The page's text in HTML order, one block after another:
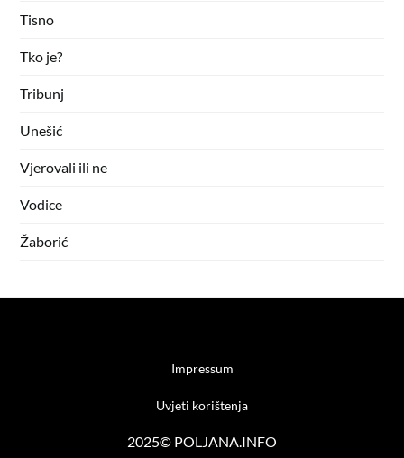
Tisno
Tko je?
Tribunj
Unešić
Vjerovali ili ne
Vodice
Žaborić
Impressum
Uvjeti korištenja
2025© POLJANA.INFO